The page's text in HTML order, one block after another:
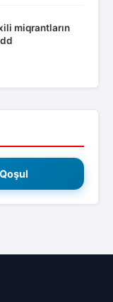
miqrantların